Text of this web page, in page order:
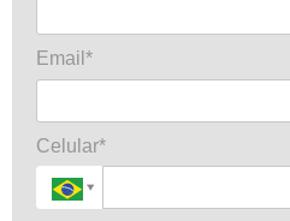
Email*
Celular*